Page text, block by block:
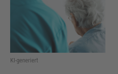
KI-generiert